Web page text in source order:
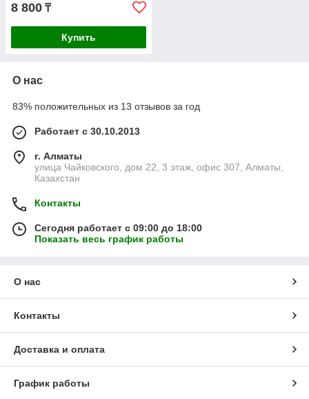
8 800 ₸
Купить
О нас
83% положительных из 13 отзывов за год
Работает с 30.10.2013
г. Алматы
улица Чайковского, дом 22, 3 этаж, офис 307, Алматы,
Казахстан
Контакты
Сегодня работает с 09:00 до 18:00
Показать весь график работы
О нас
Контакты
Доставка и оплата
График работы